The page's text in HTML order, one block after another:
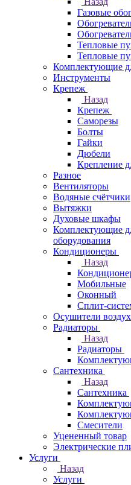
Газовые
Тепловые
Тепловые
Комплектующие
Инструменты
Крепеж
Назад
Крепеж
Саморезы
Болты
Гайки
Дюбели
Крепление
Разное
Вентиляторы
Водяные счётчики
Вытяжки
Духовые шкафы
Комплектующие
оборудования
Кондиционеры
Назад
Мобильные
Оконный
Сплит-
Осушители
Радиаторы
Назад
Радиаторы
Сантехника
Назад
Сантехника
Смесители
Уцененный товар
Электрические
Услуги
Назад
Услуги